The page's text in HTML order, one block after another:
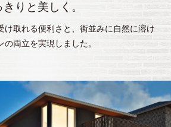
りと美しく。
け取れる便利さと、街並みに自然に溶け
両立を実現しました。